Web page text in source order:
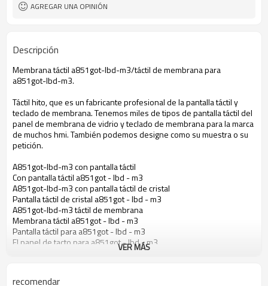
AGREGAR UNA OPINIÓN
Descripción
Membrana táctil a851got-lbd-m3/táctil de membrana para
a851got-lbd-m3.
Táctil hito, que es un fabricante profesional de la pantalla táctil y
teclado de membrana. Tenemos miles de tipos de pantalla táctil del
panel de membrana de vidrio y teclado de membrana para la marca
de muchos hmi. También podemos designe como su muestra o su
petición.
A851got-lbd-m3 con pantalla táctil
Con pantalla táctil a851got - lbd - m3
A851got-lbd-m3 con pantalla táctil de cristal
Pantalla táctil de cristal a851got - lbd - m3
A851got-lbd-m3 táctil de membrana
Membrana táctil a851got - lbd - m3
Pantalla táctil para a851got - lbd - m3
El panel de tacto para a851got - lbd - m3
Pantalla táctil para a851got - lbd - m3
VER MÁS
recomendar